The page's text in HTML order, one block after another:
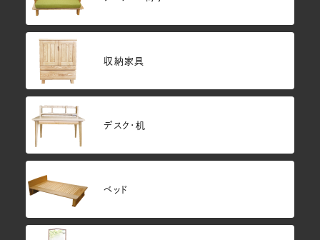
収納家具
デスク・机
ベッド